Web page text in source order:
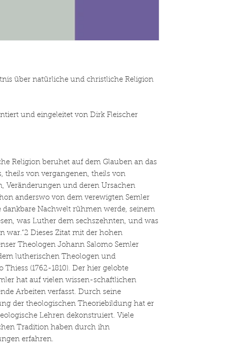
über natürliche und christliche Religion
und eingeleitet von Dirk Fleischer
Religion beruhet auf dem Glauben an das
theils von vergangenen, theils von
Veränderungen und deren Ursachen
anderswo von dem verewigten Semler
dankbare Nachwelt rühmen werde, seinem
was Luther dem sechszehnten, und was
war.“2 Dieses Zitat mit der hohen
Theologen Johann Salomo Semler
lutherischen Theologen und
(1762-1810). Der hier gelobte
hat auf vielen wissen-schaftlichen
Arbeiten verfasst. Durch seine
der theologischen Theoriebildung hat er
Lehren dekonstruiert. Viele
Tradition haben durch ihn
erfahren.